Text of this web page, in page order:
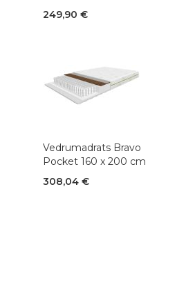
249,90 €
Vedrumadrats Bravo
Pocket 160 x 200 cm
308,04 €